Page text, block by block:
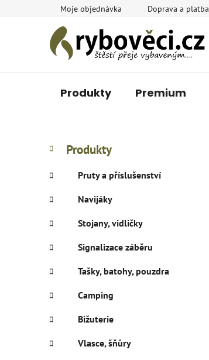
Moje objednávka Doprava a platba
Produkty Premium
P
o
s
r
a
n
í
p
a
e
l
kategorie
K
a
e
g
o
r
e
Produkty
Pruty a příslušenství
Navijáky
Stojany, vidličky
Signalizace záběru
Tašky, batohy, pouzdra
Camping
Bižuterie
Vlasce, šňůry